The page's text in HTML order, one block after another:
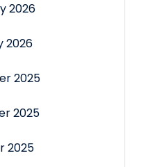
2026
2026
2025
2025
2025